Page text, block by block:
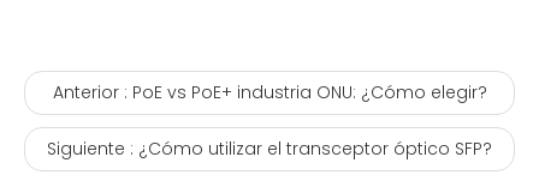
Anterior : PoE vs PoE+ industria ONU: ¿Cómo elegir?
Siguiente : ¿Cómo utilizar el transceptor óptico SFP?